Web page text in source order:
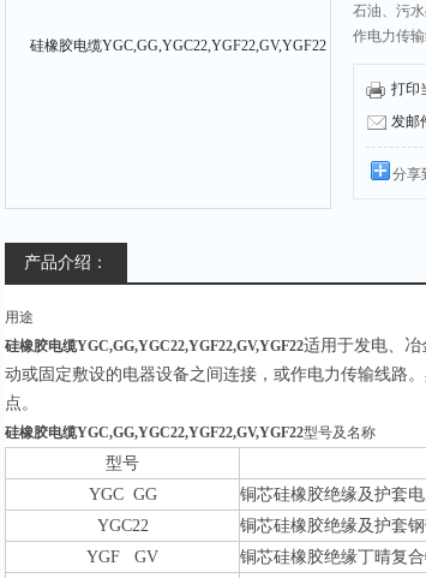
石油、污
作电力传
打印
发邮
分享
产品介绍：
用途
硅橡胶电缆YGC,GG,YGC22,YGF22,GV,YGF22适用于发电、
动或固定敷设的电器设备之间连接，或作电力传输线路
点。
硅橡胶电缆YGC,GG,YGC22,YGF22,GV,YGF22型号及名称
型号
YGC GG
铜芯硅橡胶绝缘及护套
YGC22
铜芯硅橡胶绝缘及护套
YGF GV
铜芯硅橡胶绝缘丁晴复